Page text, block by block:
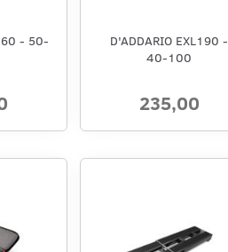
- 50-
D'ADDARIO EXL190 -
40-100
235,00